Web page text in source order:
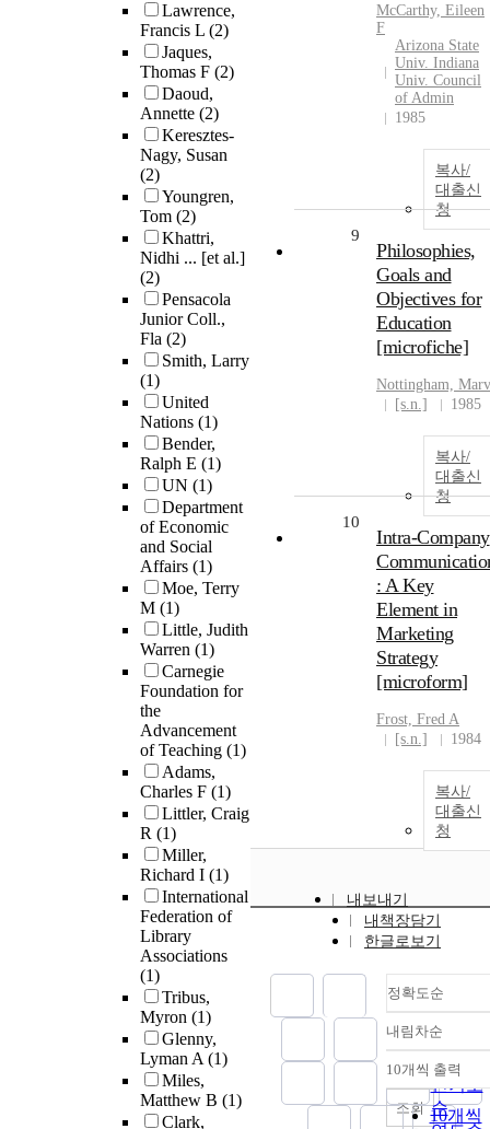
Lawrence,
Francis L (2)
Jaques,
Thomas F (2)
Daoud,
Annette (2)
Keresztes-
Nagy, Susan
(2)
Youngren,
Tom (2)
Khattri,
Nidhi ... [et al.]
(2)
Pensacola
Junior Coll.,
Fla (2)
Smith, Larry
(1)
United
Nations (1)
Bender,
Ralph E (1)
UN (1)
Department
of Economic
and Social
Affairs (1)
Moe, Terry
M (1)
Little, Judith
Warren (1)
Carnegie
Foundation for
the
Advancement
of Teaching (1)
Adams,
Charles F (1)
Littler, Craig
R (1)
Miller,
Richard I (1)
International
Federation of
Library
Associations
(1)
Tribus,
Myron (1)
Glenny,
Lyman A(1)
Miles,
Matthew B (1)
Clark,
McCarthy, Eileen
F
Arizona State
Univ. Indiana
Univ. Council
of Admin
1985
복사/
대출신
청
9
Philosophies,
Goals and
Objectives for
Education
[microfiche]
Nottingham, Marv
[s.n.]
1985
복사/
대출신
청
10
Intra-Company
: A Key
Element in
Marketing
Strategy
[microform]
Frost, Fred A
[s.n.]
1984
복사/
대출신
청
내보내기
내책장담기
한글로보기
정확도순
정확도
순
인기도
순
내림차순
내림차
10개씩 출력
10개씩
조회